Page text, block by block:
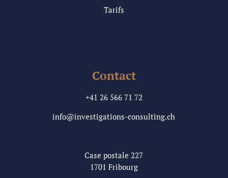
Tarifs
Contact
+41 26 566 71 72
info@investigations-consulting.ch
Case postale 227
1701 Fribourg